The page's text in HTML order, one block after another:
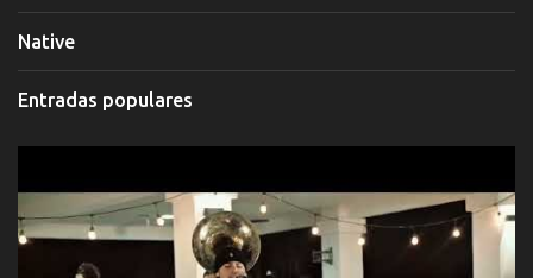
Native
Entradas populares